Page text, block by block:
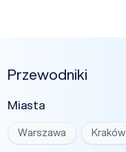
Przewodniki
Miasta
Warszawa Kraków